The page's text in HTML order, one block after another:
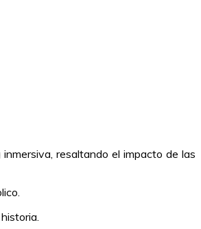
resaltando el impacto de las